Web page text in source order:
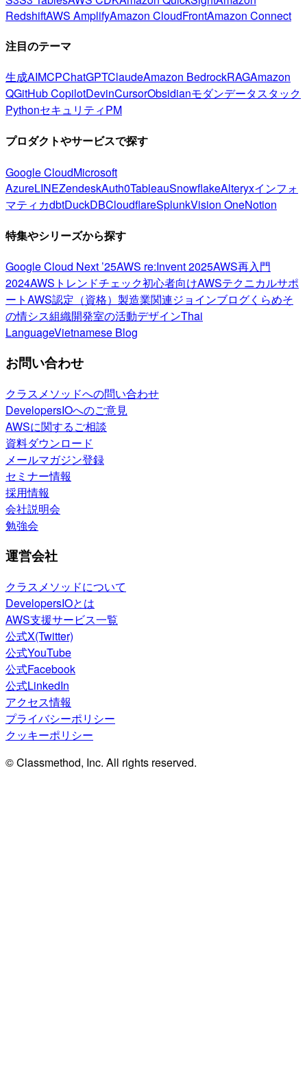
RedshiftAWS AmplifyAmazon CloudFrontAmazon Connect
注目のテーマ
生成AIMCPChatGPTClaudeAmazon BedrockRAGAmazon
QGitHub CopilotDevinCursorObsidianモダンデータスタック
PythonセキュリティPM
プロダクトやサービスで探す
Google CloudMicrosoft
AzureLINEZendeskAuth0TableauSnowflakeAlteryxインフォ
マティカdbtDuckDBCloudflareSplunkVision OneNotion
特集やシリーズから探す
Google Cloud Next ’25AWS re:Invent 2025AWS再入門
2024AWSトレンドチェック初心者向けAWSテクニカルサポ
ートAWS認定（資格） 製造業関連ジョインブログくらめそ
の情シス組織開発室の活動デザインThai
LanguageVietnamese Blog
お問い合わせ
クラスメソッドへの問い合わせ
DevelopersIOへのご意見
AWSに関するご相談
資料ダウンロード
メールマガジン登録
セミナー情報
採用情報
会社説明会
勉強会
運営会社
クラスメソッドについて
DevelopersIOとは
AWS支援サービス一覧
公式X(Twitter)
公式YouTube
公式Facebook
公式LinkedIn
アクセス情報
プライバシーポリシー
クッキーポリシー
© Classmethod, Inc. All rights reserved.